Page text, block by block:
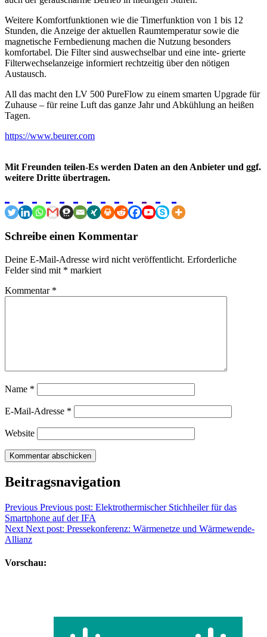
Weitere Komfortfunktionen wie die Timerfunktion von 1 bis 12
Stunden, die Anzeige der aktuellen Raumtemperatur sowie die
magnetische Fernbedienung machen die Nutzung besonders
komfortabel. Die Filter sind auswechselbar und eine inte- grierte
Filterwechselanzeige informiert rechtzeitig über den nötigen
Austausch.
All das macht den LV 500 PureFlow zu einem smarten Upgrade für
Zuhause – für reine Luft das ganze Jahr und Abkühlung an heißen
Tagen.
https://www.beurer.com
Mit Freunden teilen-Es werden Daten an den Anbieter und ggf.
weitere Dritte übertragen.
Schreibe einen Kommentar
Deine E-Mail-Adresse wird nicht veröffentlicht. Erforderliche
Felder sind mit * markiert
Kommentar *
Name *
E-Mail-Adresse *
Website
Beitragsnavigation
Previous Previous post: Elektrothermischer Stichheiler für das
Smartphone auf der IFA
Next Next post: Pressekonferenz: Wärmenetze und Wärmewende-
Allianz
Vorschau: